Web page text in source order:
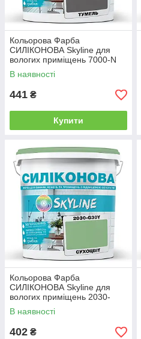
Кольорова Фарба
СИЛІКОНОВА Skyline для
вологих приміщень 7000-N
Тумель 1л
В наявності
441 ₴
Купити
Кольорова Фарба
СИЛІКОНОВА Skyline для
вологих приміщень 2030-
G30Y Сухоцвіт 1л
В наявності
402 ₴